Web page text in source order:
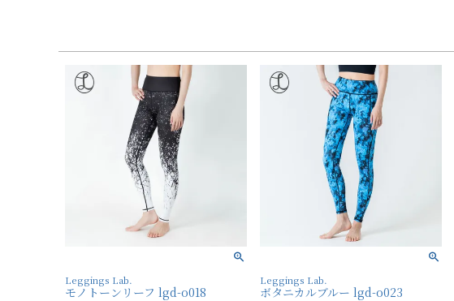
Leggings Lab.
モノトーンリーフ lgd-o018
Leggings Lab.
ボタニカルブルー lgd-o023